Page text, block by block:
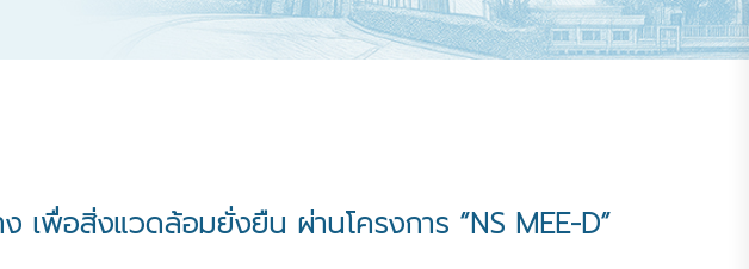
อสิ่งแวดล้อมยั่งยืน ผ่านโครงการ “NS MEE-D”